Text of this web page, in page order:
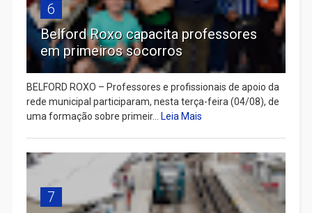
6
Belford Roxo capacita professores
em primeiros socorros
BELFORD ROXO – Professores e profissionais de apoio da
rede municipal participaram, nesta terça-feira (04/08), de
uma formação sobre primeir...
Leia Mais
7